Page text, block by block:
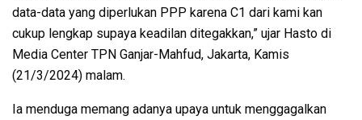
data-data yang diperlukan PPP karena C1 dari kami kan
cukup lengkap supaya keadilan ditegakkan,” ujar Hasto di
Media Center TPN Ganjar-Mahfud, Jakarta, Kamis
(21/3/2024) malam.
Ia menduga memang adanya upaya untuk menggagalkan